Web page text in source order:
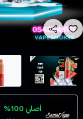
أصلي 100%